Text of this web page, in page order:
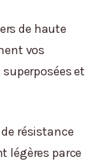
de haute
vos
et
résistance
légères parce